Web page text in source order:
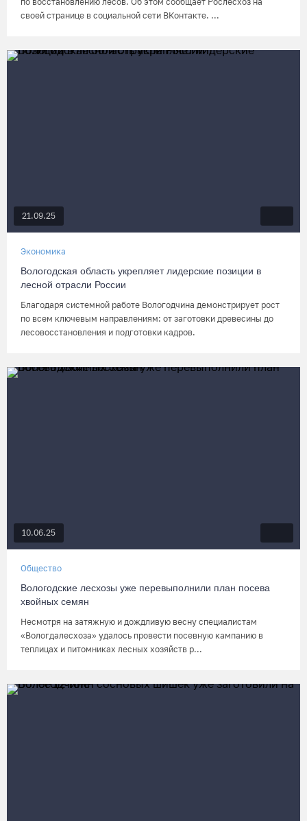
своей странице в социальной сети ВКонтакте. ...
21.09.25
Экономика
Вологодская область укрепляет лидерские позиции в
лесной отрасли России
Благодаря системной работе Вологодчина демонстрирует рост
по всем ключевым направлениям: от заготовки древесины до
лесовосстановления и подготовки кадров.
10.06.25
Общество
Вологодские лесхозы уже перевыполнили план посева
хвойных семян
Несмотря на затяжную и дождливую весну специалистам
«Вологдалесхоза» удалось провести посевную кампанию в
теплицах и питомниках лесных хозяйств р...